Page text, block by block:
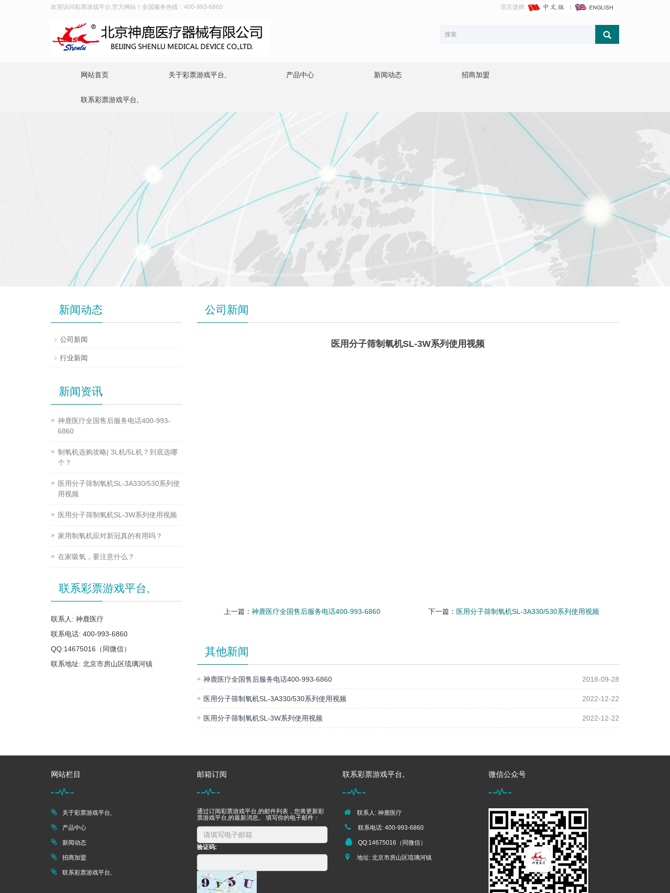
欢迎访问彩票游戏平台,官方网站！全国服务热线：400-993-6860 语言选择:
网站首页 关于彩票游戏平台, 产品中心 新闻动态 招商加盟
联系彩票游戏平台,
公司新闻
医用分子筛制氧机SL-3W系列使用视频
上一篇：神鹿医疗全国售后服务电话400-993-6860 下一篇： 医用分子筛制氧机SL-3A330/530系列使用视频
其他新闻
神鹿医疗全国售后服务电话400-993-6860 2018-09-28
医用分子筛制氧机SL-3A330/530系列使用视频 2022-12-22
医用分子筛制氧机SL-3W系列使用视频 2022-12-22
新闻动态
公司新闻
行业新闻
新闻资讯
神鹿医疗全国售后服务电话400-993-
6860
制氧机选购攻略| 3L机/5L机？到底选哪
个？
医用分子筛制氧机SL-3A330/530系列使
用视频
医用分子筛制氧机SL-3W系列使用视频
家用制氧机应对新冠真的有用吗？
在家吸氧，要注意什么？
联系彩票游戏平台,
联系人: 神鹿医疗
联系电话: 400-993-6860
QQ:14675016（同微信）
联系地址: 北京市房山区琉璃河镇
网站栏目
关于彩票游戏平台,
产品中心
新闻动态
招商加盟
联系彩票游戏平台,
邮箱订阅
通过订阅彩票游戏平台,的邮件列表，您将更新彩
票游戏平台,的最新消息。 填写你的电子邮件：
验证码:
联系彩票游戏平台,
联系人: 神鹿医疗
联系电话: 400-993-6860
QQ:14675016（同微信）
地址: 北京市房山区琉璃河镇
微信公众号